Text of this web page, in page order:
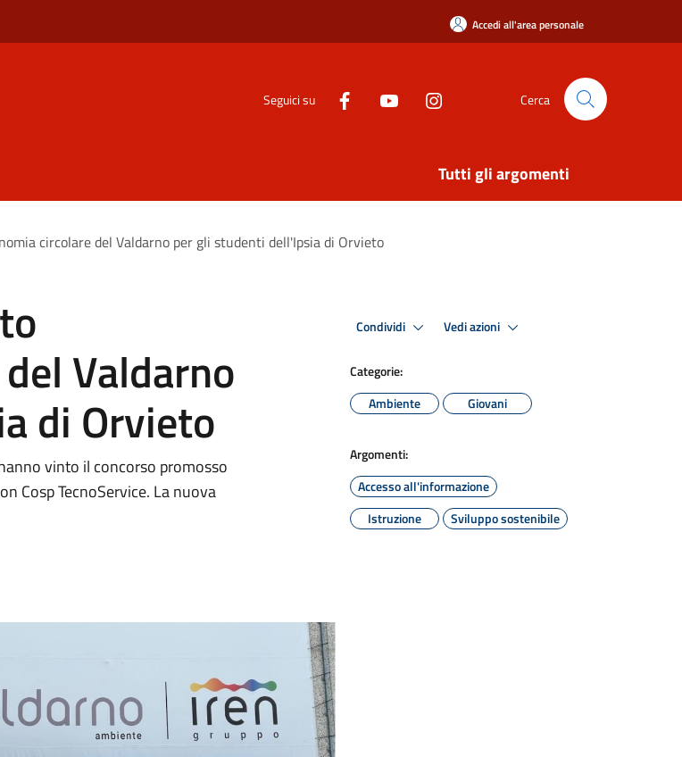
Accedi all'area personale
Seguici su Cerca
Tutti gli argomenti
circolare del Valdarno per gli studenti dell'Ipsia di Orvieto
Valdarno
di Orvieto
vinto il concorso promosso
Cosp TecnoService. La nuova
Condividi Vedi azioni
Categorie:
Ambiente
Giovani
Argomenti:
Accesso all'informazione
Istruzione
Sviluppo sostenibile